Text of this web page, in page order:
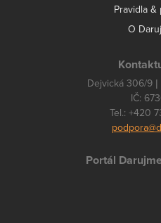
Pravidla &
O
Dejvická 306/9
IČ:
Tel.: +420
Portál